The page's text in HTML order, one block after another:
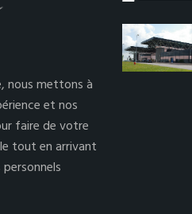
nous mettons à
et nos
faire de votre
tout en arrivant